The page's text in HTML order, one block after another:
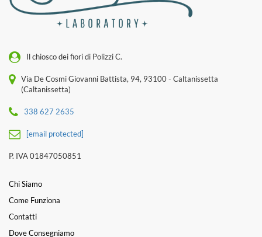
Il chiosco dei fiori di Polizzi C.
Via De Cosmi Giovanni Battista, 94, 93100 - Caltanissetta
(Caltanissetta)
338 627 2635
[email protected]
P. IVA 01847050851
Chi Siamo
Come Funziona
Contatti
Dove Consegniamo